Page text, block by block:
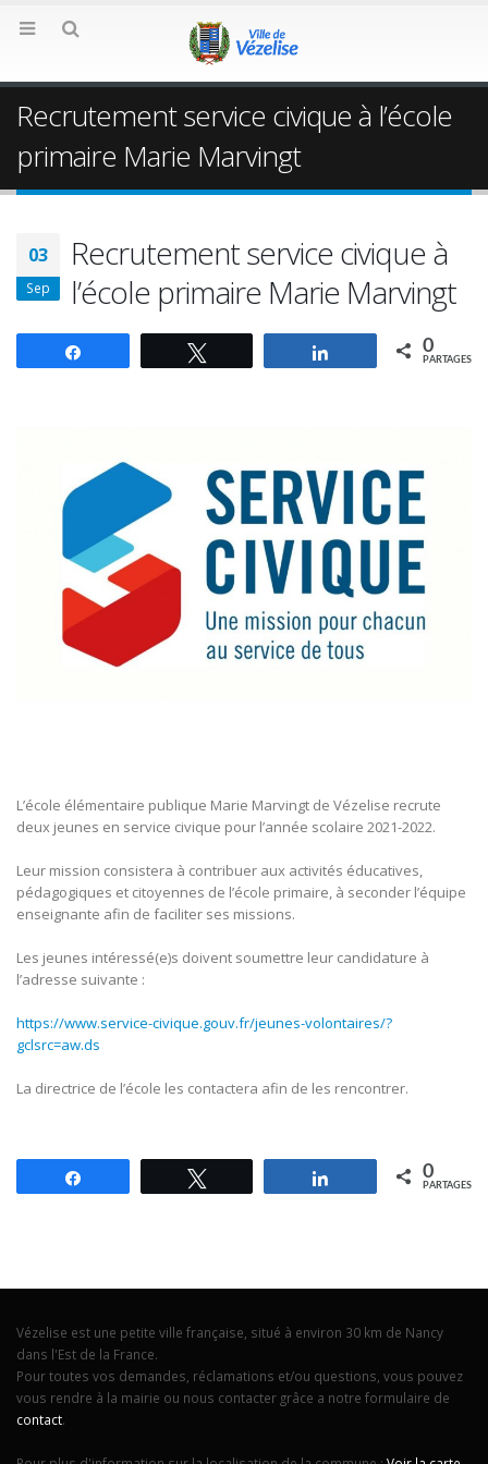
Recrutement service civique à l’école
primaire Marie Marvingt
03
Sep
Recrutement service civique à
l’école primaire Marie Marvingt
Partagez 0
PARTAGES
L’école élémentaire publique Marie Marvingt de Vézelise recrute
deux jeunes en service civique pour l’année scolaire 2021-2022.
Leur mission consistera à contribuer aux activités éducatives,
pédagogiques et citoyennes de l’école primaire, à seconder l’équipe
enseignante afin de faciliter ses missions.
Les jeunes intéressé(e)s doivent soumettre leur candidature à
l’adresse suivante :
https://www.service-civique.gouv.fr/jeunes-volontaires/?
gclsrc=aw.ds
La directrice de l’école les contactera afin de les rencontrer.
Partagez 0
PARTAGES
Vézelise est une petite ville française, situé à environ 30 km de Nancy
dans l'Est de la France.
Pour toutes vos demandes, réclamations et/ou questions, vous pouvez
vous rendre à la mairie ou nous contacter grâce a notre formulaire de
contact.